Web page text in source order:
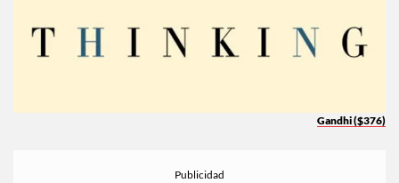
Gandhi ($376)